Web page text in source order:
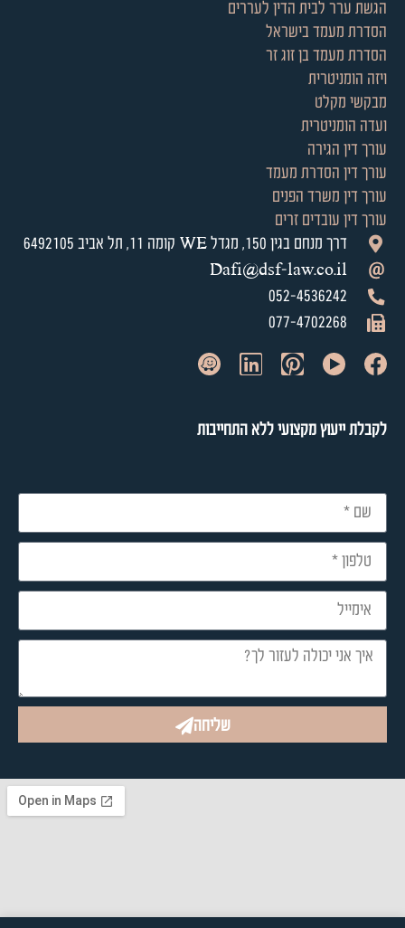
הגשת ערר לבית הדין לעררים
הסדרת מעמד בישראל
הסדרת מעמד בן זוג זר
ויזה הומניטרית
מבקשי מקלט
ועדה הומניטרית
עורך דין הגירה
עורך דין הסדרת מעמד
עורך דין משרד הפנים
עורך דין עובדים זרים
דרך מנחם בגין 150, מגדל WE קומה 11, תל אביב 6492105
Dafi@dsf-law.co.il
052-4536242
077-4702268
לקבלת ייעוץ מקצועי ללא התחייבות​
שליחה